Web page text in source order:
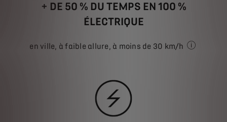
+ DE 50 % DU TEMPS EN 100 %
ÉLECTRIQUE
en ville, à faible allure, à moins de 30 km/h